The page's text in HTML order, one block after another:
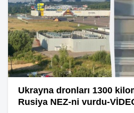
Ukrayna dronları 1300
Rusiya NEZ-ni vurdu-